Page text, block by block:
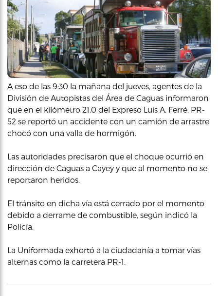
A eso de las 9:30 la mañana del jueves, agentes de la
División de Autopistas del Área de Caguas informaron
que en el kilómetro 21.0 del Expreso Luis A. Ferré, PR-
52 se reportó un accidente con un camión de arrastre
chocó con una valla de hormigón.
Las autoridades precisaron que el choque ocurrió en
dirección de Caguas a Cayey y que al momento no se
reportaron heridos.
El tránsito en dicha vía está cerrado por el momento
debido a derrame de combustible, según indicó la
Policía.
La Uniformada exhortó a la ciudadanía a tomar vías
alternas como la carretera PR-1.